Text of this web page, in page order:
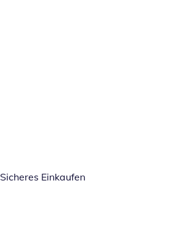
Sicheres Einkaufen